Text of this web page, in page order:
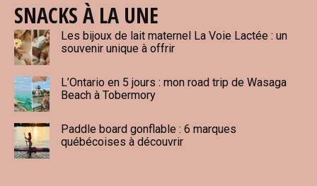
SNACKS À LA UNE
Les bijoux de lait maternel La Voie Lactée : un
souvenir unique à offrir
L’Ontario en 5 jours : mon road trip de Wasaga
Beach à Tobermory
Paddle board gonflable : 6 marques
québécoises à découvrir